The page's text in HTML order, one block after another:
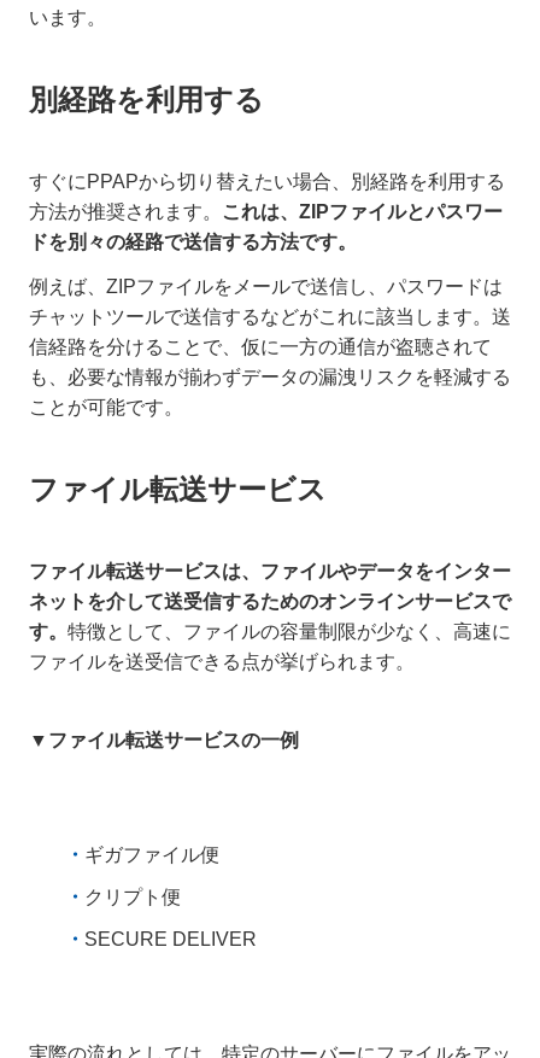
います。
別経路を利用する
すぐにPPAPから切り替えたい場合、別経路を利用する
方法が推奨されます。
これは、ZIPファイルとパスワー
ドを別々の経路で送信する方法です。
例えば、ZIPファイルをメールで送信し、パスワードは
チャットツールで送信するなどがこれに該当します。送
信経路を分けることで、仮に一方の通信が盗聴されて
も、必要な情報が揃わずデータの漏洩リスクを軽減する
ことが可能です。
ファイル転送サービス
ファイル転送サービスは、ファイルやデータをインター
ネットを介して送受信するためのオンラインサービスで
す。 特徴として、ファイルの容量制限が少なく、高速に
ファイルを送受信できる点が挙げられます。
▼ファイル転送サービスの一例
ギガファイル便
クリプト便
SECURE DELIVER